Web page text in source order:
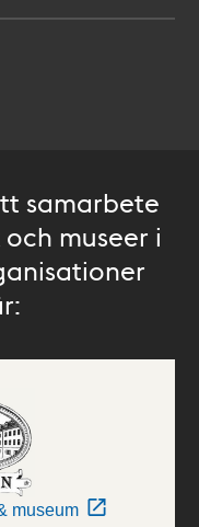
samarbete
museer i
museum